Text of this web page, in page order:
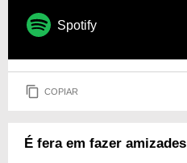
Spotify
COPIAR
É fera em fazer amizades